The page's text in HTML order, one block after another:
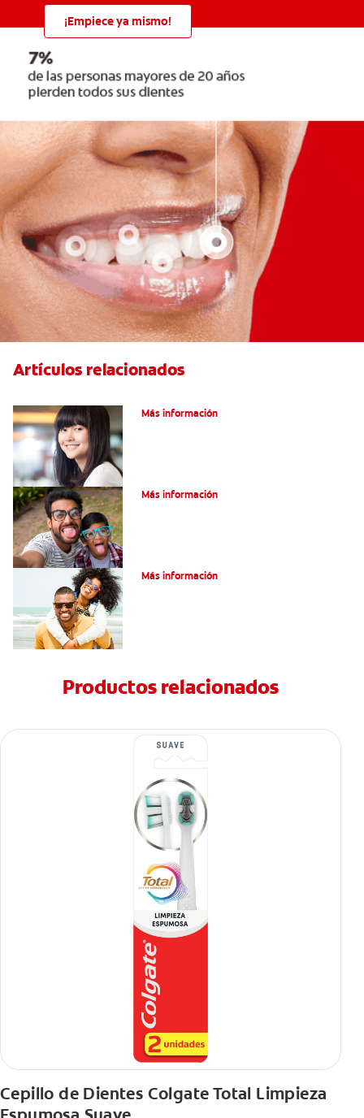
¡Empiece ya mismo!
Artículos relacionados
Más información
Más información
Más información
Productos relacionados
Cepillo de Dientes Colgate Total Limpieza